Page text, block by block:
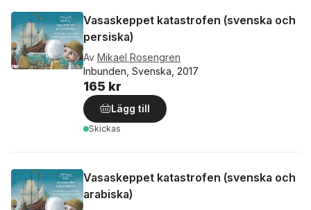
Vasaskeppet katastrofen (svenska och
persiska)
Av Mikael Rosengren
Inbunden, Svenska, 2017
165 kr
Lägg till
Skickas
Vasaskeppet katastrofen (svenska och
arabiska)